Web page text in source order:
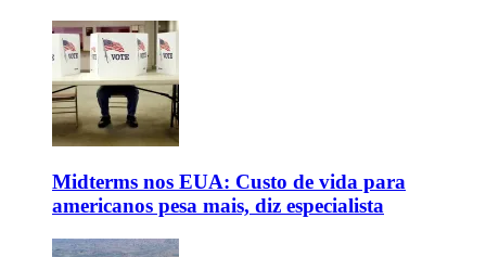
Midterms nos EUA: Custo de vida para
americanos pesa mais, diz especialista